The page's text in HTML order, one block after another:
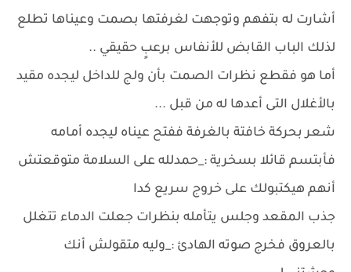
أشارت له بتفهم وتوجهت لغرفتها بصمت وعيناها تطلع
لذلك الباب القابض للأنفاس برعبٍ حقيقي ..
أما هو فقطع نظرات الصمت بأن ولج للداخل ليجده مقيد
بالأغلال التى أعدها له من قبل ...
شعر بحركة خافتة بالغرفة ففتح عيناه ليجده أمامه
فأبتسم قائلا بسخرية :_حمدلله على السلامة متوقعتش
أنهم هيكتبولك على خروج سريع كدا
جذب المقعد وجلس يتأمله بنظرات جعلت الدماء تتغلل
بالعروق فخرج صوته الهادئ :_وليه متقولش أنك